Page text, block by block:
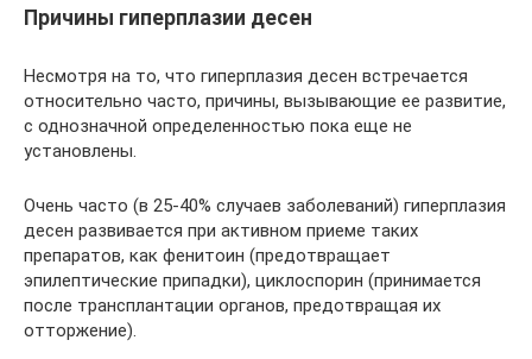
Причины гиперплазии десен
Несмотря на то, что гиперплазия десен встречается
относительно часто, причины, вызывающие ее развитие,
с однозначной определенностью пока еще не
установлены.
Очень часто (в 25-40% случаев заболеваний) гиперплазия
десен развивается при активном приеме таких
препаратов, как фенитоин (предотвращает
эпилептические припадки), циклоспорин (принимается
после трансплантации органов, предотвращая их
отторжение).